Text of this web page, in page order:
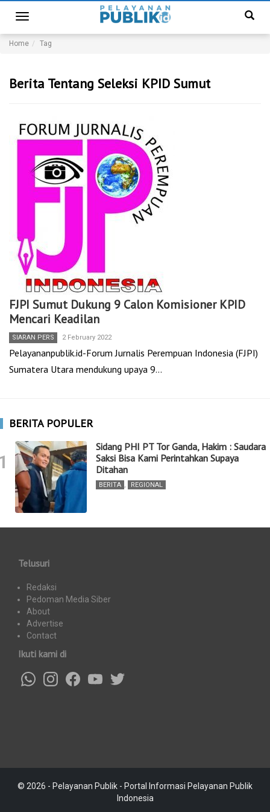
Toggle
navigation
Home Tag
Berita Tentang Seleksi KPID Sumut
FJPI Sumut Dukung 9 Calon Komisioner KPID
Mencari Keadilan
SIARAN PERS 2 February 2022
Pelayananpublik.id-Forum Jurnalis Perempuan Indonesia (FJPI)
Sumatera Utara mendukung upaya 9…
BERITA POPULER
Sidang PHI PT Tor Ganda, Hakim : Saudara
Saksi Bisa Kami Perintahkan Supaya
Ditahan
BERITA , REGIONAL
Telusuri
Redaksi
Pedoman Media Siber
About
Advertise
Contact
Ikuti kami di
© 2026 - Pelayanan Publik - Portal Informasi Pelayanan Publik
Indonesia